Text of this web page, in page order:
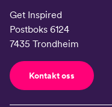
Get Inspired
Postboks 6124
7435 Trondheim
Kontakt oss